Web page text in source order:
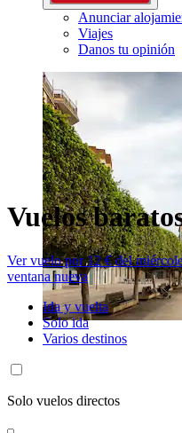
Anunciar
Viajes
Danos tu opinión
Vuelos
Ver vuelo por 12 € del
ventana nueva
Ida y vuelta
Solo ida
Varios destinos
Solo vuelos directos